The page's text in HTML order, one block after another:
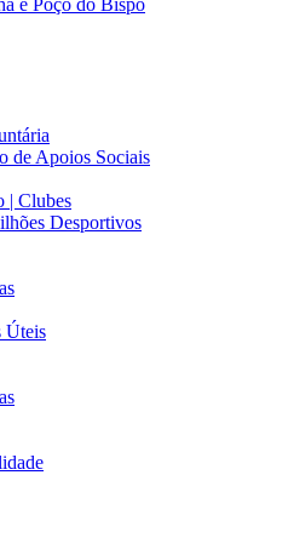
e Poço do Bispo
de Apoios Sociais
| Clubes
Desportivos
Úteis